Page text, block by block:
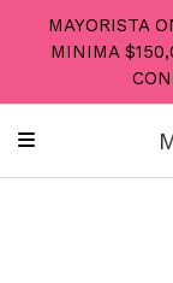
MAYORISTA
MINIMA